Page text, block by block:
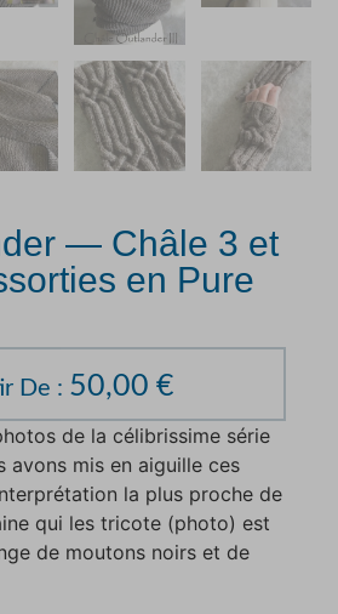
— Châle 3 et
en Pure
De : 50,00€
de la célibrissime série
avons mis en aiguille ces
la plus proche de
qui les tricote (photo) est
de moutons noirs et de